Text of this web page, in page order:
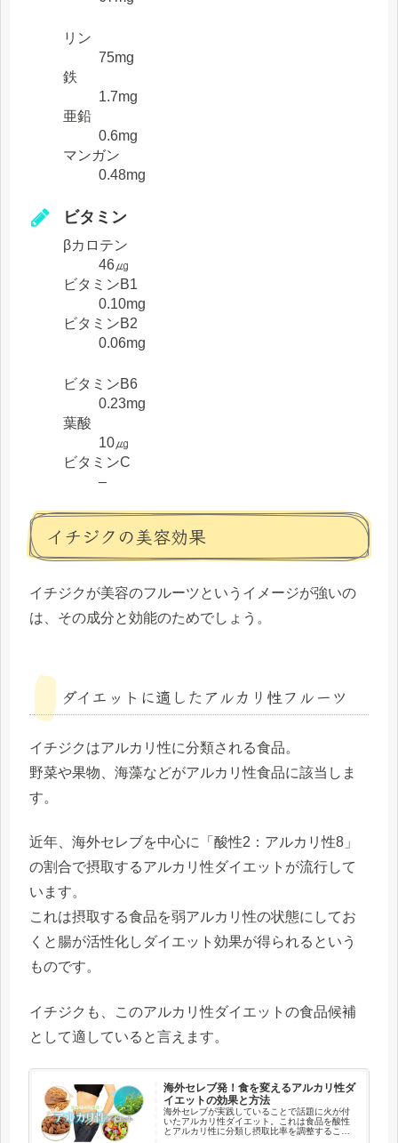
リン
75mg
鉄
1.7mg
亜鉛
0.6mg
マンガン
0.48mg
ビタミン
βカロテン
46㎍
ビタミンB1
0.10mg
ビタミンB2
0.06mg
ビタミンB6
0.23mg
葉酸
10㎍
ビタミンC
–
イチジクの美容効果
イチジクが美容のフルーツというイメージが強いの
は、その成分と効能のためでしょう。
ダイエットに適したアルカリ性フルーツ
イチジクはアルカリ性に分類される食品。
野菜や果物、海藻などがアルカリ性食品に該当しま
す。
近年、海外セレブを中心に「酸性2：アルカリ性8」
の割合で摂取するアルカリ性ダイエットが流行して
います。
これは摂取する食品を弱アルカリ性の状態にしてお
くと腸が活性化しダイエット効果が得られるという
ものです。
イチジクも、このアルカリ性ダイエットの食品候補
として適していると言えます。
海外セレブ発！食を変えるアルカリ性ダ
イエットの効果と方法
海外セレブが実践していることで話題に火が付
いたアルカリ性ダイエット。これは食品を酸性
とアルカリ性に分類し摂取比率を調整すること